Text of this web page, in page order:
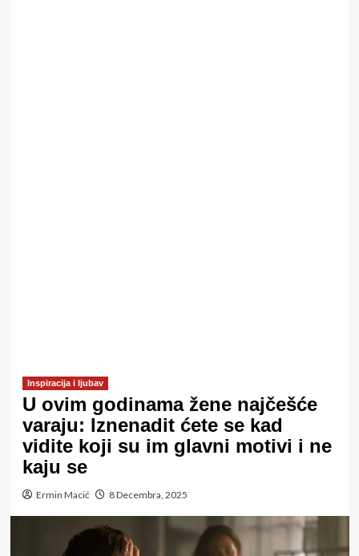
Inspiracija i ljubav
U ovim godinama žene najčešće
varaju: Iznenadit ćete se kad
vidite koji su im glavni motivi i ne
kaju se
Ermin Macić 8 Decembra, 2025